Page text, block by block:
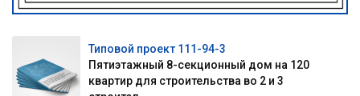
Типовой проект 111-94-3
Пятиэтажный 8-секционный дом на 120
квартир для строительства во 2 и 3